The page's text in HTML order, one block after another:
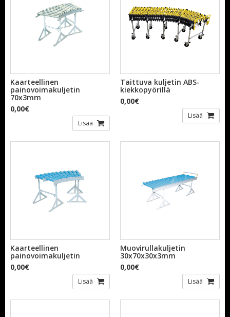
Kaarteellinen
painovoimakuljetin
70x3mm
0,00€
Lisää
Taittuva kuljetin ABS-
kiekkopyörillä
0,00€
Lisää
Kaarteellinen
painovoimakuljetin
0,00€
Lisää
Muovirullakuljetin
30x70x30x3mm
0,00€
Lisää